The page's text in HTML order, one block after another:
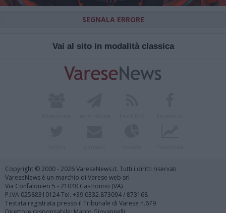
SEGNALA ERRORE
Vai al sito in modalità classica
Copyright © 2000 - 2026 VareseNews.it. Tutti i diritti riservati
VareseNews è un marchio di Varese web srl
Via Confalonieri 5 - 21040 Castronno (VA)
P.IVA 02588310124 Tel. +39.0332.873094 / 873168
Testata registrata presso il Tribunale di Varese n.679